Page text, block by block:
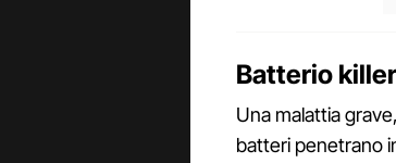
Batterio
Una malattia
batteri penetrano